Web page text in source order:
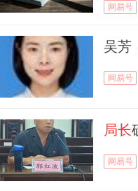
网易号
吴芳
网易号
局长
网易号